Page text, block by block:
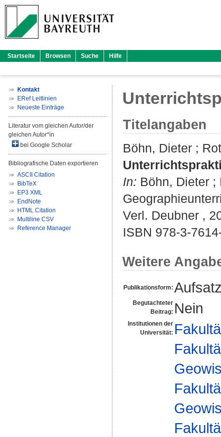
Startseite Browsen Suche Hilfe
Kontakt
ERef Leitlinien
Neueste Einträge
Literatur vom gleichen Autor/der
gleichen Autor*in
bei Google Scholar
Bibliografische Daten exportieren
ASCII Citation
BibTeX
EP3 XML
EndNote
HTML Citation
Multiline CSV
Reference Manager
Titelangaben
Böhn, Dieter ;
In: Böhn, Dieter ;
Verl. Deubner ,
ISBN 978-3-
Weitere
Publikationsform:
Begutachteter
Beitrag: Nein
Institutionen der
Universität: